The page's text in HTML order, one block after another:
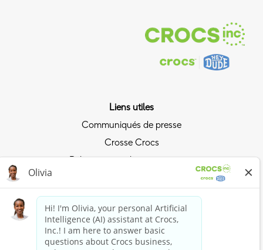
Liens utiles
Communiqués de presse
Crosse Crocs
Relations avec les investisseurs
Surfez sur la vague Crocs
Rejoindre le Crocs Club